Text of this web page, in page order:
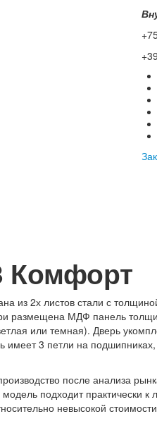
Комфорт
из 2х листов стали с
размещена МДФ панель
или темная). Дверь
имеет 3 петли на
после анализа
подходит практически
невысокой